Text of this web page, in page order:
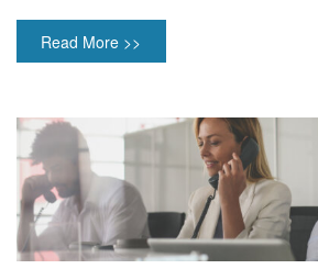
Read More >>